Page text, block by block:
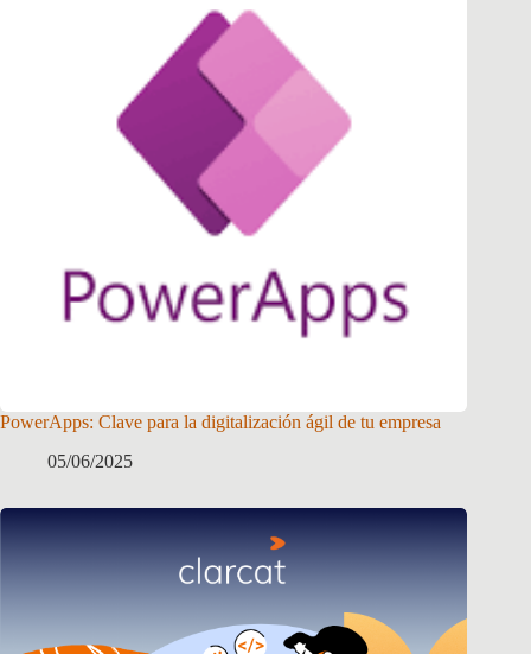
PowerApps: Clave para la digitalización ágil de tu empresa
05/06/2025